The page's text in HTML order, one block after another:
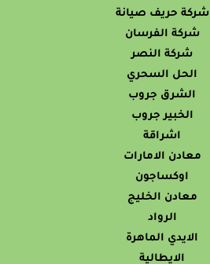
شركة حريف صيانة
شركة الفرسان
شركة النصر
الحل السحري
الشرق جروب
الخبير جروب
اشراقة
معادن الامارات
اوكساجون
معادن الخليج
الرواد
الايدي الماهرة
الايطالية